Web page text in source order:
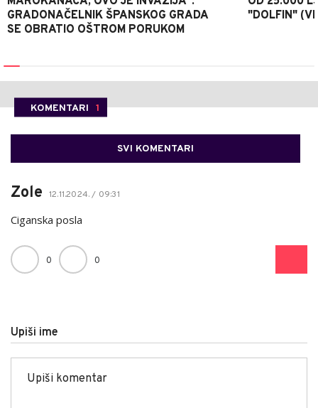
GRADONAČELNIK ŠPANSKOG GRADA
SE OBRATIO OŠTROM PORUKOM
"DOLFIN"
KOMENTARI 1
SVI KOMENTARI
Zole 12.11.2024. / 09:31
Ciganska posla
0 0
Upiši ime